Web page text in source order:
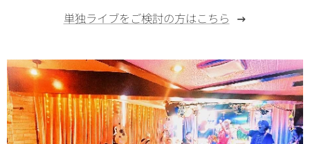
単独ライブをご検討の方はこちら